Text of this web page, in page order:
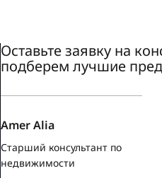
Оставьте заявку на
подберем лучшие
Amer Alia
Старший консультант по
недвижимости